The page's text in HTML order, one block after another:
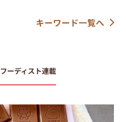
キーワード一覧へ
フーディスト連載